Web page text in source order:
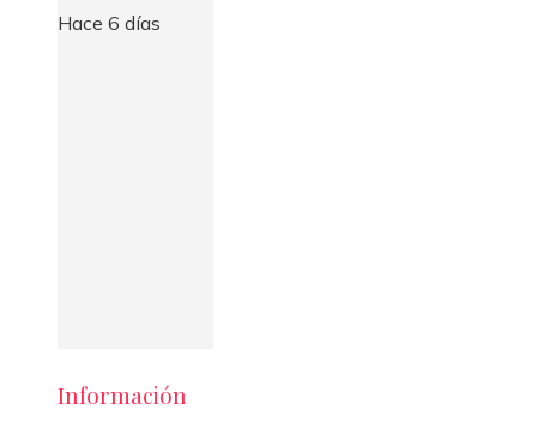
Hace 6 días
Información